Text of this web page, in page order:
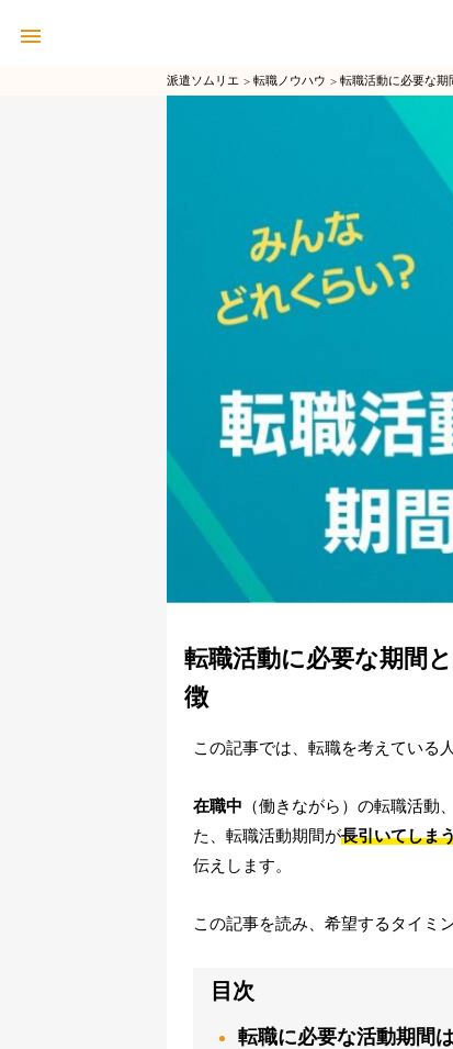
派遣ソムリエ 転職ノウハウ 転職活動に必要な期
転職活動に必要な期間
徴
この記事では、転職を考えている
在職中 （働きながら）の転職活動、
た、転職活動期間が長引いてしま
伝えします。
この記事を読み、希望するタイミ
目次
転職に必要な活動期間